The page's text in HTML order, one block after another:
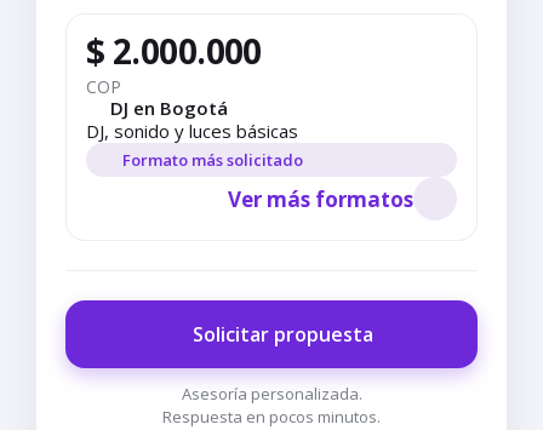
$ 2.000.000
COP
DJ en Bogotá
DJ, sonido y luces básicas
Formato más solicitado
Ver más formatos
Solicitar propuesta
Asesoría personalizada.
Respuesta en pocos minutos.